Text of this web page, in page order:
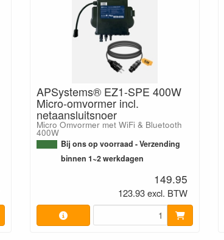
APSystems® EZ1-SPE 400W
Micro-omvormer incl.
netaansluitsnoer
Micro Omvormer met WiFi & Bluetooth
400W
Bij ons op voorraad - Verzending
binnen 1~2 werkdagen
149.95
123.93 excl. BTW